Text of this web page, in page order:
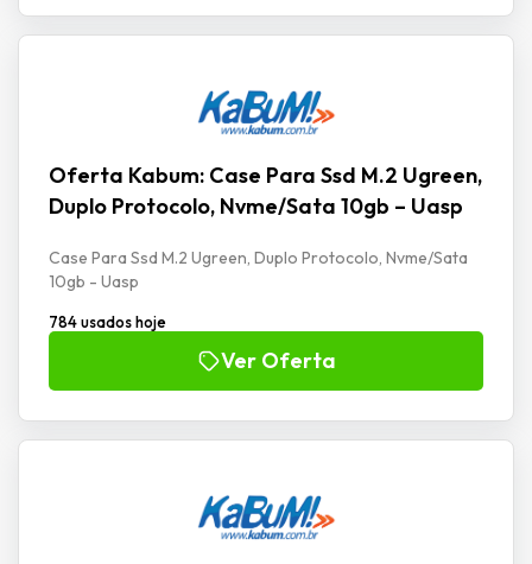
Oferta Kabum: Case Para Ssd M.2 Ugreen,
Duplo Protocolo, Nvme/Sata 10gb – Uasp
Case Para Ssd M.2 Ugreen, Duplo Protocolo, Nvme/Sata
10gb - Uasp
784 usados hoje
Ver Oferta